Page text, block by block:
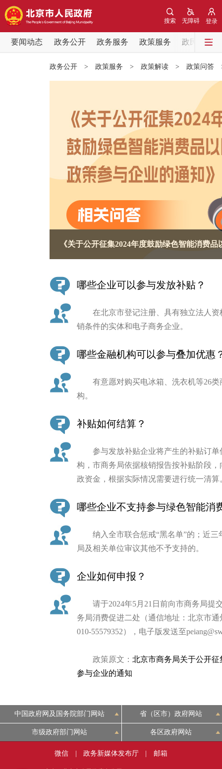
登录
无障碍
搜索
要闻动态 政务公开 政务服务 政策服务
政民互动
党中央精神
北京要闻
各区热点
政策兑现
决策公开
便民服务
中介服务
政民互动
走进北京
多语种
ITALIANO
政务公开 > 政策服务 > 政策解读 > 政策问答
《关于公开征集2024年度鼓励绿色智能消费
哪些企业可以参与发放补贴？
在北京市登记注册、具有独立法人资
销条件的实体和电子商务企业。
哪些金融机构可以参与叠加优惠
有意愿对购买电冰箱、洗衣机等26类
构。
补贴如何结算？
参与发放补贴企业将产生的补贴订单
构，市商务局依据核销报告按补贴阶段
政资金，根据实际情况需要进行统一清算
哪些企业不支持参与绿色智能消
纳入全市联合惩戒“黑名单”的；近三
局及相关单位审议其他不予支持的。
企业如何申报？
请于2024年5月21日前向市商务局提
务局消费促进二处（通信地址：北京市
010-55579352），电子版发送至
政策原文： 北京市商务局关于公开
参与企业的通知
中国政府网及国务院部门网站 省（区市）政府网站
市级政府部门网站 各区政府网站
微信 政务新媒体发布厅 邮箱